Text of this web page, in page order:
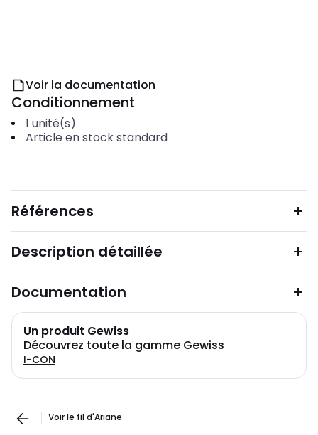
Voir la documentation
Conditionnement
1 unité(s)
Article en stock standard
Références
Description détaillée
Documentation
Un produit Gewiss
Découvrez toute la gamme Gewiss
I-CON
Voir le fil d'Ariane